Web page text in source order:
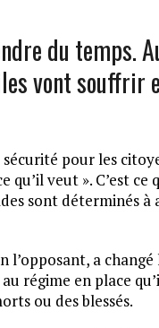
du temps.
vont souffrir
pour les
veut ». C’est ce
sont déterminés à
l’opposant, a
régime en place
ou des blessés.